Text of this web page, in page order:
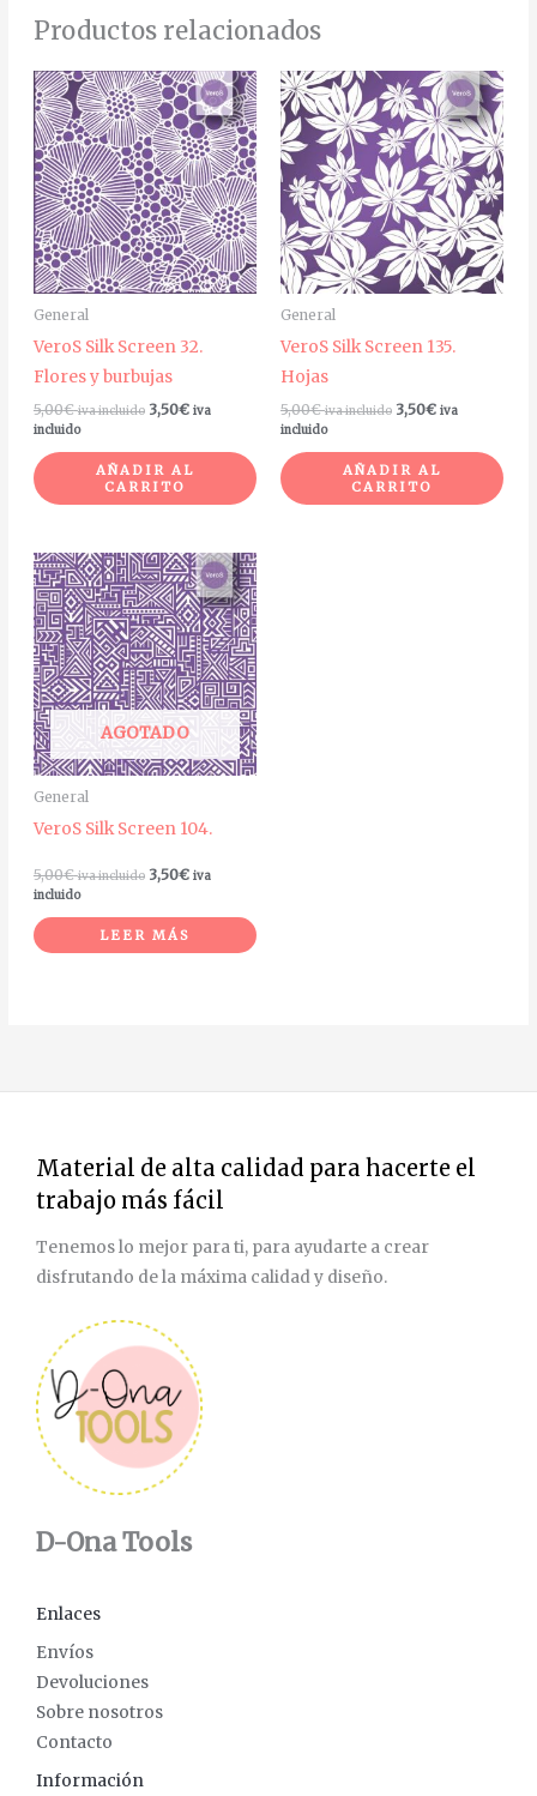
Productos relacionados
General
VeroS Silk Screen 32.
Flores y burbujas
5,00€ iva incluido 3,50€ iva
incluido
AÑADIR AL
CARRITO
General
VeroS Silk Screen 135.
Hojas
5,00€ iva incluido 3,50€ iva
incluido
AÑADIR AL
CARRITO
AGOTADO
General
VeroS Silk Screen 104.
5,00€ iva incluido 3,50€ iva
incluido
LEER MÁS
Material de alta calidad para hacerte el
trabajo más fácil
Tenemos lo mejor para ti, para ayudarte a crear
disfrutando de la máxima calidad y diseño.
D-Ona Tools
Enlaces
Envíos
Devoluciones
Sobre nosotros
Contacto
Información